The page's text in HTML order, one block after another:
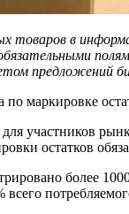
товаров в
предложений
маркировке
участников
остатков
более
всего